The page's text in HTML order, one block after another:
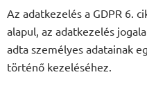
Az adatkezelés a GDPR 6.
alapul, az adatkezelés
adta személyes adatainak
történő kezeléséhez.